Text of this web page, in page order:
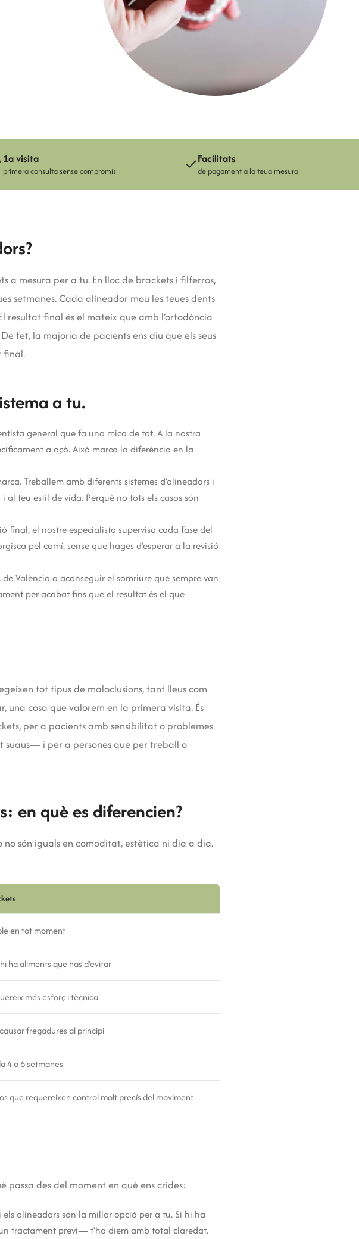
Veure tot l'equip
1a visita
primera consulta sense compromís
Facilitats
de pagament a la teua mesura
a mesura per a tu. En lloc de brackets i filferros,
setmanes. Cada alineador mou les teues dents
resultat final és el mateix que amb l’ortodòncia
fet, la majoria de pacients ens diu que els seus
final.
a tu.
general que fa una mica de tot. A la nostra
a açò. Això marca la diferència en la
Treballem amb diferents sistemes d’alineadors i
teu estil de vida. Perquè no tots els casos són
final, el nostre especialista supervisa cada fase del
pel camí, sense que hages d’esperar a la revisió
València a aconseguir el somriure que sempre van
per acabat fins que el resultat és el que
tot tipus de maloclusions, tant lleus com
una cosa que valorem en la primera visita. És
per a pacients amb sensibilitat o problemes
suaus— i per a persones que per treball o
en què es diferencien?
no són iguals en comoditat, estètica ni dia a dia.
en tot moment
ha aliments que has d’evitar
més esforç i tècnica
fregadures al principi
4 o 6 setmanes
que requereixen control molt precís del moviment
passa des del moment en què ens crides:
alineadors són la millor opció per a tu. Si hi ha
tractament previ— t’ho diem amb total claredat.